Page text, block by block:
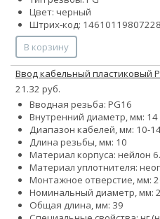
Цвет: черный
Штрих-код: 14610119807228
В корзину
Ввод кабельный пластиковый
21.32 руб.
Вводная резьба: PG16
Внутренний диаметр, мм: 14
Диапазон кабелей, мм: 10-
Длина резьбы, мм: 10
Материал корпуса: нейлон
Материал уплотнителя:
Монтажное отверстие, мм:
Номинальный диаметр, мм:
Общая длина, мм: 39